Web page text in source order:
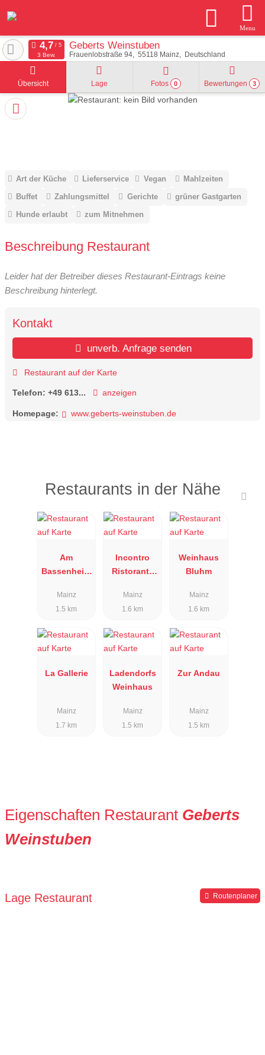
Menu
Geberts Weinstuben
Frauenlobstraße 94 55118 Mainz Deutschland
3 Bew.
Übersicht Lage Fotos 0 Bewertungen 3
Art der Küche Lieferservice Vegan
Mahlzeiten
Buffet
Zahlungsmittel Gerichte
grüner Gastgarten
Hunde erlaubt
zum Mitnehmen
Beschreibung Restaurant
Leider hat der Betreiber dieses Restaurant-Eintrags keine
Beschreibung hinterlegt.
Kontakt
unverb. Anfrage senden
Restaurant auf der Karte
Telefon: +49 613... anzeigen
Homepage: www.geberts-weinstuben.de
Restaurants in der Nähe
Am
Bassenheim
Mainz
1.5 km
Incontro
Ristorante
Mainz
1.6 km
Weinhaus
Bluhm
Mainz
1.6 km
La Gallerie
Mainz
1.7 km
Ladendorfs
Weinhaus
Mainz
1.5 km
Zur Andau
Mainz
1.5 km
Eigenschaften Restaurant Geberts
Weinstuben
Lage Restaurant Routenplaner